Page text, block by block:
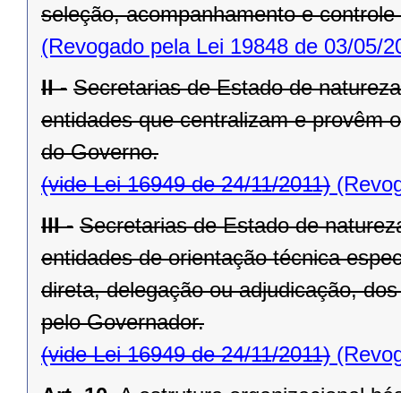
seleção, acom­panhamento e
(Revogado pela Lei 19848 de 03/05/
II - Secretarias de Estado de
entidades que centralizam e provêm
do Governo.
(vide Lei 16949 de 24/11/2011)
III - Secretarias de Estado de
entidades de orientação técnica
direta, delegação ou adjudicação,
pelo Governador.
(vide Lei 16949 de 24/11/2011)